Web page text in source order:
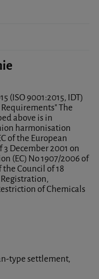
(ISO 9001:2015, IDT)
The
above is in
harmonisation
of the European
December 2001 on
(EC) No 1907/2006 of
Council of 18
of Chemicals
type settlement,